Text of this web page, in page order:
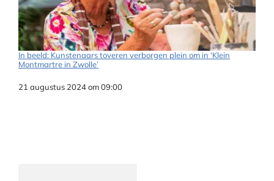
In beeld: Kunstenaars toveren verborgen plein om in ‘Klein
Montmartre in Zwolle’
Datum
21 augustus 2024 om 09:00